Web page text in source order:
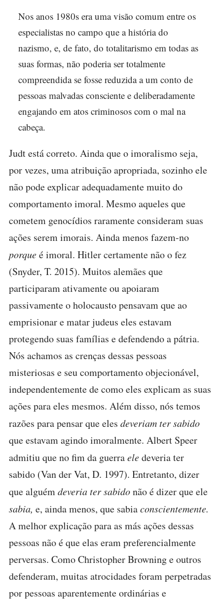
Nos anos 1980s era uma visão comum entre os
especialistas no campo que a história do
nazismo, e, de fato, do totalitarismo em todas as
suas formas, não poderia ser totalmente
compreendida se fosse reduzida a um conto de
pessoas malvadas consciente e deliberadamente
engajando em atos criminosos com o mal na
cabeça.
Judt está correto. Ainda que o imoralismo seja,
por vezes, uma atribuição apropriada, sozinho ele
não pode explicar adequadamente muito do
comportamento imoral. Mesmo aqueles que
cometem genocídios raramente consideram suas
ações serem imorais. Ainda menos fazem-no
porqueé imoral. Hitler certamente não o fez
(Snyder, T. 2015). Muitos alemães que
participaram ativamente ou apoiaram
passivamente o holocausto pensavam que ao
emprisionar e matar judeus eles estavam
protegendo suas famílias e defendendo a pátria.
Nós achamos as crenças dessas pessoas
misteriosas e seu comportamento objecionável,
independentemente de como eles explicam as suas
ações para eles mesmos. Além disso, nós temos
razões para pensar que eles deveriamter sabido
que estavam agindo imoralmente. Albert Speer
admitiu que no fim da guerraeledeveria ter
sabido (Van der Vat, D. 1997). Entretanto, dizer
que alguémdeveria ter sabidonão é dizer que ele
sabia, e, ainda menos, que sabiaconscientemente.
A melhor explicação para as más ações dessas
pessoas não é que elas eram preferencialmente
perversas. Como Christopher Browning e outros
defenderam, muitas atrocidades foram perpetradas
por pessoas aparentemente ordinárias e